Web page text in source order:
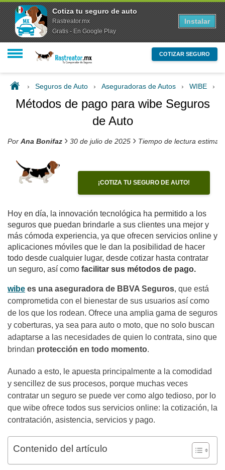
COTIZAR SEGURO
› Seguros de Auto › Aseguradoras de Autos › WIBE ›
Métodos de pago para wibe Seguros
de Auto
Por Ana Bonifaz › 30 de julio de 2025 › Tiempo de lectura
¡COTIZA TU SEGURO DE AUTO!
Hoy en día, la innovación tecnológica ha permitido a los
seguros que puedan brindarle a sus clientes una mejor y
más cómoda experiencia, ya que ofrecen servicios online y
aplicaciones móviles que le dan la posibilidad de hacer
todo desde cualquier lugar, desde cotizar hasta contratar
un seguro, así como facilitar sus métodos de pago.
wibe es una aseguradora de BBVA Seguros, que está
comprometida con el bienestar de sus usuarios así como
de los que los rodean. Ofrece una amplia gama de seguros
y coberturas, ya sea para auto o moto, que no solo buscan
adaptarse a las necesidades de quien lo contrata, sino que
brindan protección en todo momento.
Aunado a esto, le apuesta principalmente a la comodidad
y sencillez de sus procesos, porque muchas veces
contratar un seguro se puede ver como algo tedioso, por lo
que wibe ofrece todos sus servicios online: la cotización, la
contratación, asistencia, servicios y pago.
Contenido del artículo
Cotiza tu seguro de auto
Rastreator.mx
Gratis - En Google Play
Instalar